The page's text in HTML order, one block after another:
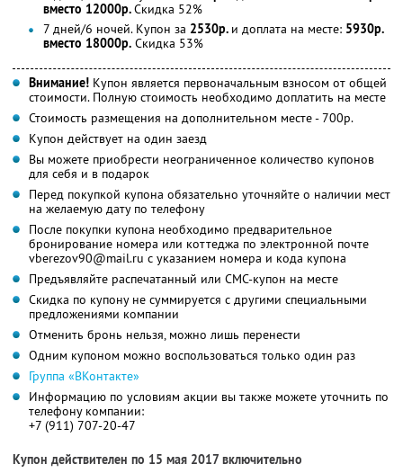
вместо 12000р.Скидка 52%
7 дней/6 ночей. Купон за 2530р. и доплата на месте: 5930р.
вместо 18000р. Скидка 53%
Внимание! Купон является первоначальным взносом от общей
стоимости. Полную стоимость необходимо доплатить на месте
Стоимость размещения на дополнительном месте - 700р.
Купон действует на один заезд
Вы можете приобрести неограниченное количество купонов
для себя и в подарок
Перед покупкой купона обязательно уточняйте о наличии мест
на желаемую дату по телефону
После покупки купона необходимо предварительное
бронирование номера или коттеджа по электронной почте
vberezov90@mail.ru с указанием номера и кода купона
Предъявляйте распечатанный или СМС-купон на месте
Скидка по купону не суммируется с другими специальными
предложениями компании
Отменить бронь нельзя, можно лишь перенести
Одним купоном можно воспользоваться только один раз
Группа «ВКонтакте»
Информацию по условиям акции вы также можете уточнить по
телефону компании:
+7 (911) 707-20-47
Купон действителен по 15 мая 2017 включительно